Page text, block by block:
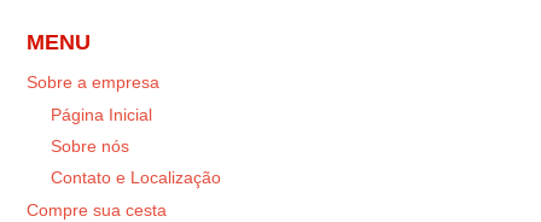
MENU
Sobre a empresa
Página Inicial
Sobre nós
Contato e Localização
Compre sua cesta